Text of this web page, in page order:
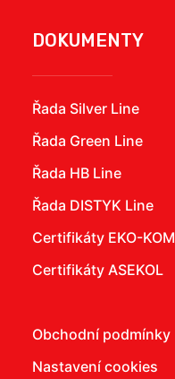
DOKUMENTY
Řada Silver Line
Řada Green Line
Řada HB Line
Řada DISTYK Line
Certifikáty EKO-KOM
Certifikáty ASEKOL
Obchodní podmínky
Nastavení cookies